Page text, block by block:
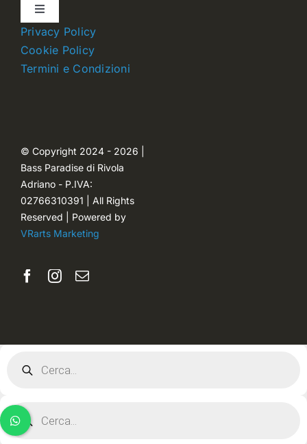
Toggle
Navigation
Dettagli account
Password dimenticata
Privacy Policy
Cookie Policy
Termini e Condizioni
© Copyright 2024 - 2026 |
Bass Paradise di Rivola
Adriano - P.IVA:
02766310391 | All Rights
Reserved | Powered by
VRarts Marketing
search
Products
search